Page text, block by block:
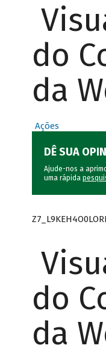
do
da
Ações
DÊ SUA
Ajude-nos a
uma rápida
do
da